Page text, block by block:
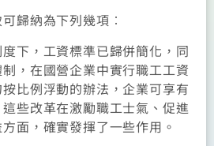
歸納為下列幾項︰
下，工資標準已歸併簡化，同
，在國營企業中實行職工工資
比例浮動的辦法，企業可享有
些改革在激勵職工士氣、促進
面，確實發揮了一些作用。